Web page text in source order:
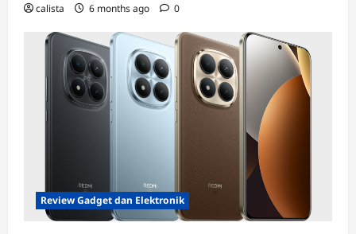
calista 6 months ago 0
Review Gadget dan Elektronik